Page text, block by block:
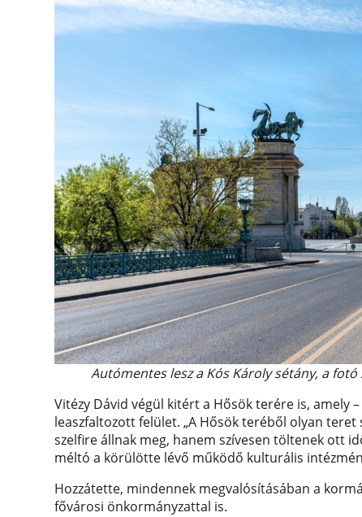
Autómentes lesz a Kós Károly sétány, a
Vitézy Dávid végül kitért a Hősök terére is, amely
leaszfaltozott felület. „A Hősök teréből olyan
szelfire állnak meg, hanem szívesen töltenek ott
méltó a körülötte lévő működő kulturális
Hozzátette, mindennek megvalósításában a
fővárosi önkormányzattal is.